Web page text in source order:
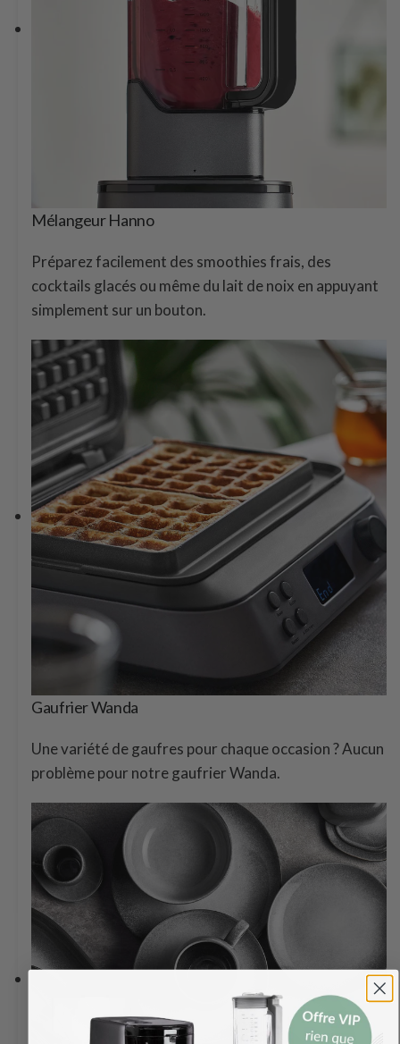
Mélangeur Hanno
Préparez facilement des smoothies frais, des
cocktails glacés ou même du lait de noix en appuyant
simplement sur un bouton.
Gaufrier Wanda
Une variété de gaufres pour chaque occasion ? Aucun
problème pour notre gaufrier Wanda.